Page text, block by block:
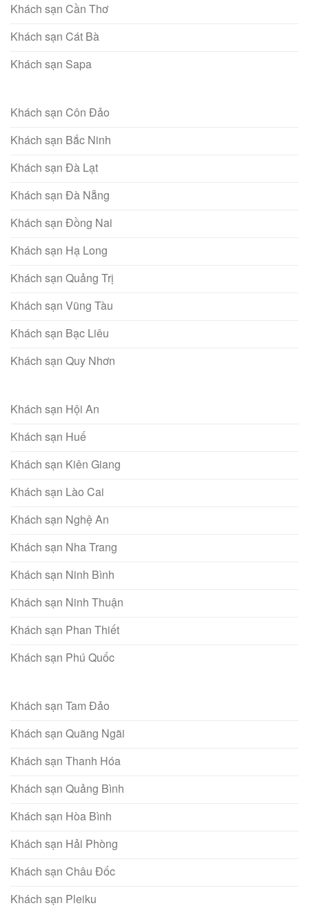
Khách sạn Cần Thơ
Khách sạn Cát Bà
Khách sạn Sapa
Khách sạn Côn Đảo
Khách sạn Bắc Ninh
Khách sạn Đà Lạt
Khách sạn Đà Nẵng
Khách sạn Đồng Nai
Khách sạn Hạ Long
Khách sạn Quảng Trị
Khách sạn Vũng Tàu
Khách sạn Bạc Liêu
Khách sạn Quy Nhơn
Khách sạn Hội An
Khách sạn Huế
Khách sạn Kiên Giang
Khách sạn Lào Cai
Khách sạn Nghệ An
Khách sạn Nha Trang
Khách sạn Ninh Bình
Khách sạn Ninh Thuận
Khách sạn Phan Thiết
Khách sạn Phú Quốc
Khách sạn Tam Đảo
Khách sạn Quãng Ngãi
Khách sạn Thanh Hóa
Khách sạn Quảng Bình
Khách sạn Hòa Bình
Khách sạn Hải Phòng
Khách sạn Châu Đốc
Khách sạn Pleiku